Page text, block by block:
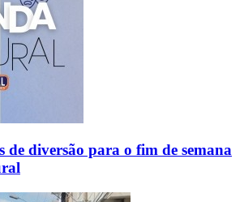
de diversão para o fim de semana